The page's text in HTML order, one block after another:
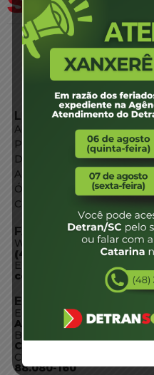
LINKS EXTERNOS
Agência de Notícias
Portal de Serviços
Diário Oficial
Acesso à Informação
Órgãos do Governo
Conheça SC
FALE CONOSCO
WhatsApp:
(48) 3664-1800
E-mail:
ENDEREÇO
Endereço:
Av. Almirante
Bairro:
Coqueiros, Florianópolis
CEP:
88.080-160